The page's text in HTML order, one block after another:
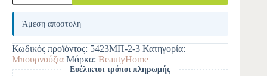
A
e
r
n
a
Άμεση αποστολή
Κωδικός προϊόντος: 5423ΜΠ-2-3 Κατηγορία:
Μπουρνούζια Μάρκα: BeautyHome
Ευέλικτοι τρόποι πληρωμής